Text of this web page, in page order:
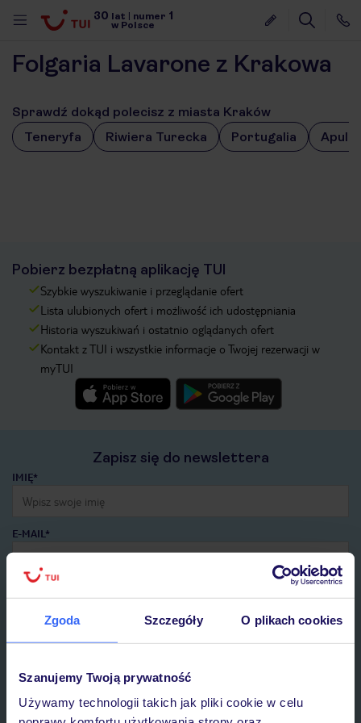
Zgoda Szczegóły O plikach cookies
Szanujemy Twoją prywatność
Używamy technologii takich jak pliki cookie w celu
30 lat numer 1
w Polsce
Folgaria Lavarone z Krakowa
Sprawdź dokąd polecisz z miasta Kraków
Teneryfa
Riwiera Turecka Portugalia
Pobierz bezpłatną aplikację TUI
Szybkie wyszukiwanie i przeglądanie ofert
Lista ulubionych ofert i możliwość ich udostępniania
Historia wyszukiwań i ostatnio oglądanych ofert
Kontakt z TUI i wszystkie informacje o Twojej rezerwacji w
myTUI
Zapisz się do newslettera
IMIĘ*
E-MAIL*
Wyrażam zgodę na przetwarzanie danych osobowych przez TUI
Poland Sp. z o.o. i TUI Poland Dystrybucja Sp. z o.o. w celach
marketingowych, w zakresie oraz celu wskazanym w „Informacji o
przetwarzaniu danych osobowych”
, poprzez elektroniczną formę
komunikacji (e-mail), także z użyciem tzw. automatycznych
Zapisz się